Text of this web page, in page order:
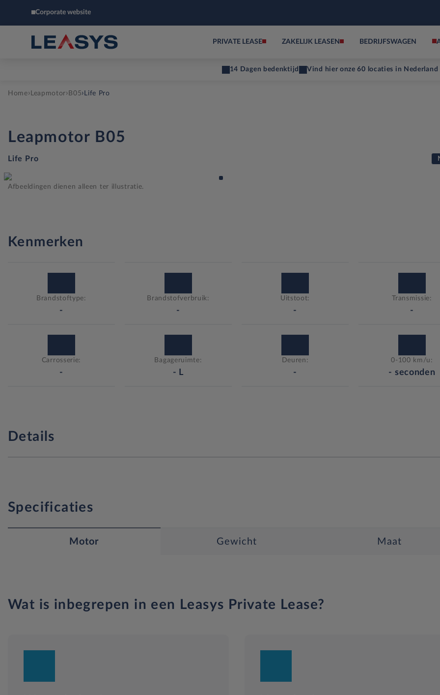
Corporate website
PRIVATE LEASE ZAKELIJK LEASEN BEDRIJFSWAGEN
14 Dagen bedenktijd Vind hier onze 60 locaties in Nederland
Home› Leapmotor› B05› Life Pro
Leapmotor B05
Life Pro
Afbeeldingen dienen alleen ter illustratie.
Kenmerken
Brandstoftype:
-
Brandstofverbruik:
-
Uitstoot:
-
Transmissie:
-
Carrosserie:
-
Bagageruimte:
- L
Deuren:
-
0-100 km/u:
- seconden
Details
Specificaties
Motor Gewicht Maat
Wat is inbegrepen in een Leasys Private Lease?